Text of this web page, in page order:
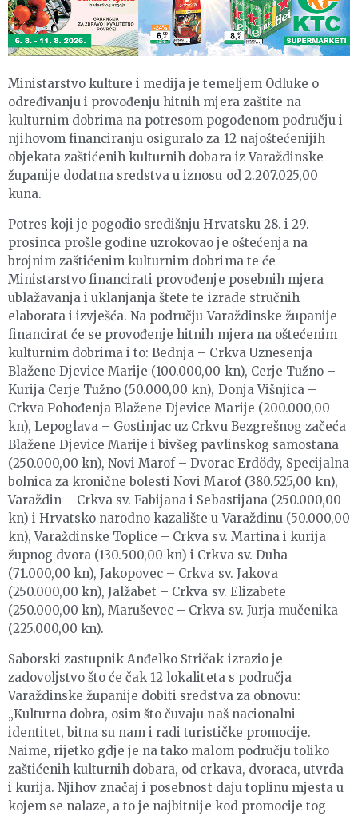
Ministarstvo kulture i medija je temeljem Odluke o
određivanju i provođenju hitnih mjera zaštite na
kulturnim dobrima na potresom pogođenom području i
njihovom financiranju osiguralo za 12 najoštećenijih
objekata zaštićenih kulturnih dobara iz Varaždinske
županije dodatna sredstva u iznosu od 2.207.025,00
kuna.
Potres koji je pogodio središnju Hrvatsku 28. i 29.
prosinca prošle godine uzrokovao je oštećenja na
brojnim zaštićenim kulturnim dobrima te će
Ministarstvo financirati provođenje posebnih mjera
ublažavanja i uklanjanja štete te izrade stručnih
elaborata i izvješća. Na području Varaždinske županije
financirat će se provođenje hitnih mjera na oštećenim
kulturnim dobrima i to: Bednja – Crkva Uznesenja
Blažene Djevice Marije (100.000,00 kn), Cerje Tužno –
Kurija Cerje Tužno (50.000,00 kn), Donja Višnjica –
Crkva Pohođenja Blažene Djevice Marije (200.000,00
kn), Lepoglava – Gostinjac uz Crkvu Bezgrešnog začeća
Blažene Djevice Marije i bivšeg pavlinskog samostana
(250.000,00 kn), Novi Marof – Dvorac Erdödy, Specijalna
bolnica za kronične bolesti Novi Marof (380.525,00 kn),
Varaždin – Crkva sv. Fabijana i Sebastijana (250.000,00
kn) i Hrvatsko narodno kazalište u Varaždinu (50.000,00
kn), Varaždinske Toplice – Crkva sv. Martina i kurija
župnog dvora (130.500,00 kn) i Crkva sv. Duha
(71.000,00 kn), Jakopovec – Crkva sv. Jakova
(250.000,00 kn), Jalžabet – Crkva sv. Elizabete
(250.000,00 kn), Maruševec – Crkva sv. Jurja mučenika
(225.000,00 kn).
Saborski zastupnik Anđelko Stričak izrazio je
zadovoljstvo što će čak 12 lokaliteta s područja
Varaždinske županije dobiti sredstva za obnovu:
„Kulturna dobra, osim što čuvaju naš nacionalni
identitet, bitna su nam i radi turističke promocije.
Naime, rijetko gdje je na tako malom području toliko
zaštićenih kulturnih dobara, od crkava, dvoraca, utvrda
i kurija. Njihov značaj i posebnost daju toplinu mjesta u
kojem se nalaze, a to je najbitnije kod promocije tog